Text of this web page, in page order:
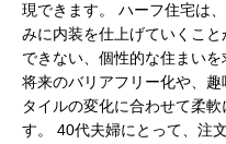
現できます。 ハーフ住宅は
みに内装を仕上げていくこ
できない、個性的な住まいを
将来のバリアフリー化や、
タイルの変化に合わせて柔
す。 40代夫婦にとって、注